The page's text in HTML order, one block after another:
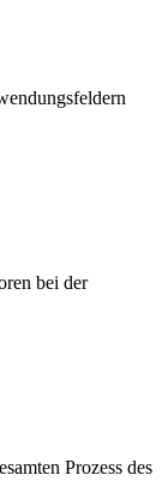
bei der
Prozess des